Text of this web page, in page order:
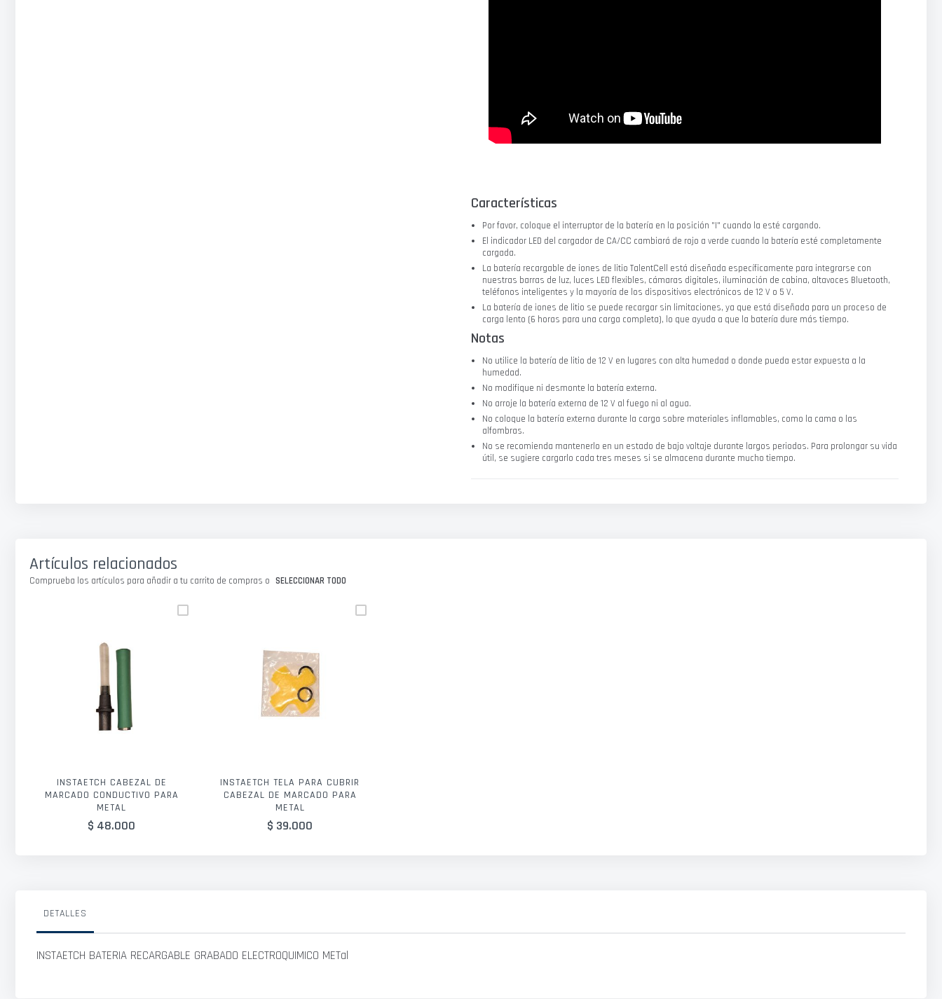
Características
Por favor, coloque el interruptor de la batería en la posición "I" cuando la esté cargando.
El indicador LED del cargador de CA/CC cambiará de rojo a verde cuando la batería esté completamente
cargada.
La batería recargable de iones de litio TalentCell está diseñada específicamente para integrarse con
nuestras barras de luz, luces LED flexibles, cámaras digitales, iluminación de cabina, altavoces Bluetooth,
teléfonos inteligentes y la mayoría de los dispositivos electrónicos de 12 V o 5 V.
La batería de iones de litio se puede recargar sin limitaciones, ya que está diseñada para un proceso de
carga lento (6 horas para una carga completa), lo que ayuda a que la batería dure más tiempo.
Notas
No utilice la batería de litio de 12 V en lugares con alta humedad o donde pueda estar expuesta a la
humedad.
No modifique ni desmonte la batería externa.
No arroje la batería externa de 12 V al fuego ni al agua.
No coloque la batería externa durante la carga sobre materiales inflamables, como la cama o las
alfombras.
No se recomienda mantenerlo en un estado de bajo voltaje durante largos periodos. Para prolongar su vida
útil, se sugiere cargarlo cada tres meses si se almacena durante mucho tiempo.
Artículos relacionados
Comprueba los artículos para añadir a tu carrito de compras o SELECCIONAR TODO
INSTAETCH CABEZAL DE
MARCADO CONDUCTIVO PARA
METAL
$ 48.000
INSTAETCH TELA PARA CUBRIR
CABEZAL DE MARCADO PARA
METAL
$ 39.000
DETALLES
INSTAETCH BATERIA RECARGABLE GRABADO ELECTROQUIMICO METal